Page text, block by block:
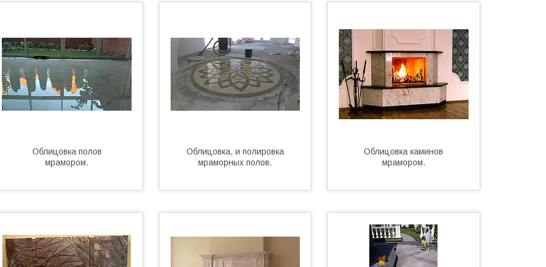
Облицовка полов
мрамором.
Облицовка, и полировка
мраморных полов.
Облицовка каминов
мрамором.